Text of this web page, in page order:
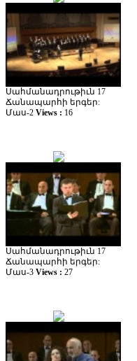
Սահմանադրութիւն 17
Ճանապարհի երգեր:
Մաս-2 Views : 16
Սահմանադրութիւն 17
Ճանապարհի երգեր:
Մաս-3 Views : 27